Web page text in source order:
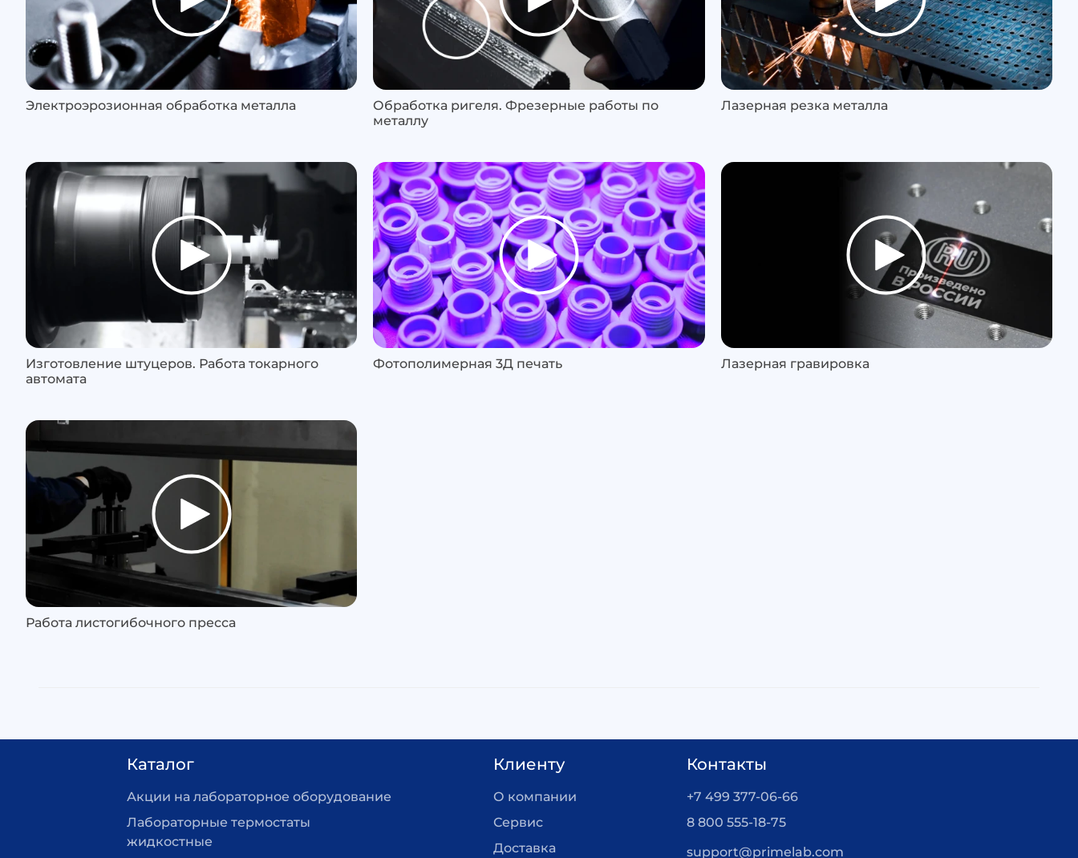
Электроэрозионная обработка металла
Обработка ригеля. Фрезерные работы по
металлу
Лазерная резка металла
Изготовление штуцеров. Работа токарного
автомата
Фотополимерная 3Д печать Лазерная гравировка
Работа листогибочного пресса
Каталог
Акции на лабораторное оборудование
Лабораторные термостаты
жидкостные
Клиенту
О компании
Сервис
Доставка
Контакты
+7 499 377-06-66
8 800 555-18-75
support@primelab.com